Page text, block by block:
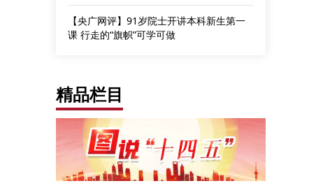
【央广网评】91岁院士开讲本科新生第一
课 行走的“旗帜”可学可做
精品栏目